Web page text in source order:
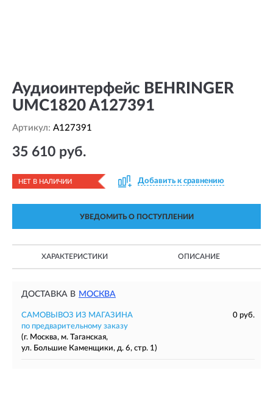
Аудиоинтерфейс BEHRINGER
UMC1820 A127391
Артикул: A127391
35 610 руб.
НЕТ В НАЛИЧИИ Добавить к сравнению
УВЕДОМИТЬ О ПОСТУПЛЕНИИ
ХАРАКТЕРИСТИКИ ОПИСАНИЕ
ДОСТАВКА В МОСКВА
САМОВЫВОЗ ИЗ МАГАЗИНА
0 руб.
по предварительному заказу
(г. Москва, м. Таганская,
ул. Большие Каменщики, д. 6, стр. 1)